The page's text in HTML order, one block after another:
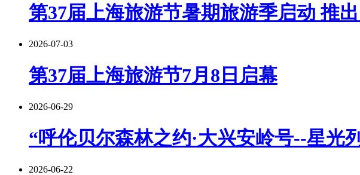
第37届上海旅游节暑期旅游季启动 推
2026-07-03
第37届上海旅游节7月8日启幕
2026-06-29
“呼伦贝尔森林之约·大兴安岭号--星光
2026-06-22